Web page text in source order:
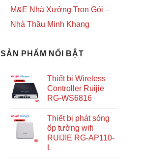
M&E Nhà Xưởng Trọn Gói –
Nhà Thầu Minh Khang
SẢN PHẨM NỔI BẬT
Thiết bị Wireless
Controller Ruijie
RG-WS6816
Thiết bị phát sóng
ốp tường wifi
RUIJIE RG-AP110-
L